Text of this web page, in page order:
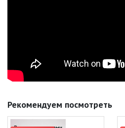
Рекомендуем посмотреть